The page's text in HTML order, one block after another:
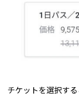
チケットを選択す